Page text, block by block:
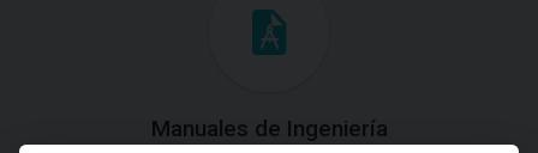
Manuales de Ingeniería